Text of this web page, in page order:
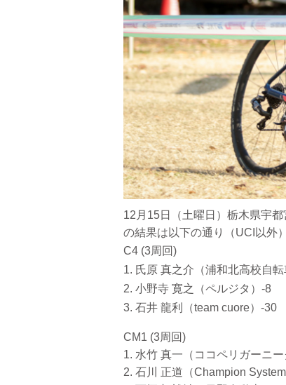
12月15日（土曜日）栃木県宇
の結果は以下の通り（UCI以外）
C4 (3周回)
1. 氏原 真之介（浦和北高校自
2. 小野寺 寛之（ペルジタ）-8
3. 石井 龍利（team cuore）-30
CM1 (3周回)
1. 水竹 真一（ココペリガーニ
2. 石川 正道（Champion